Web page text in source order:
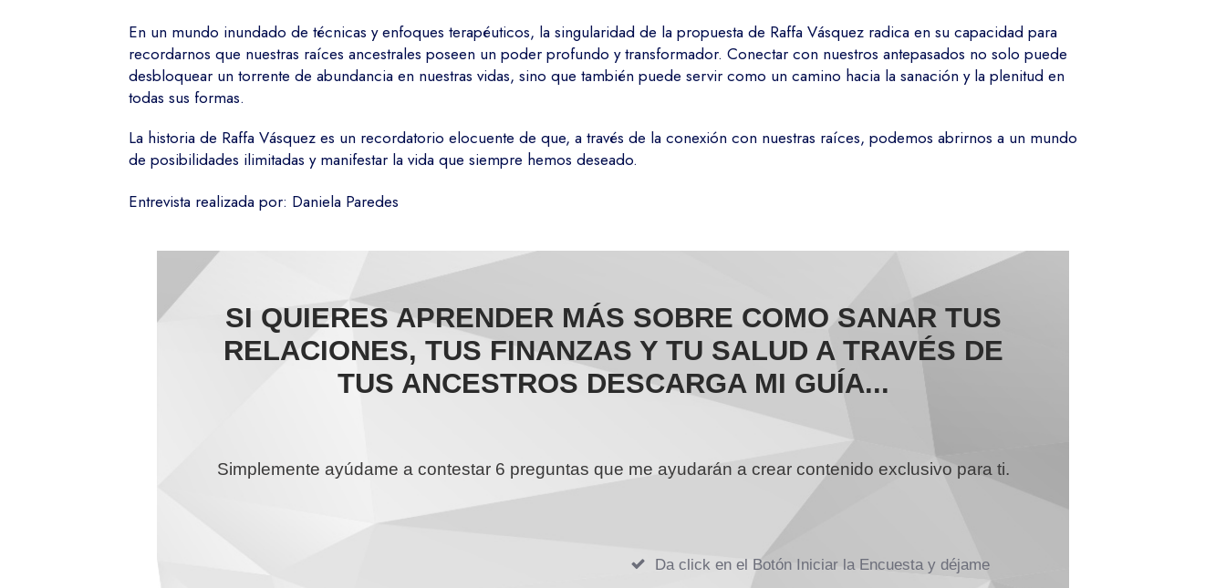
En un mundo inundado de técnicas y enfoques terapéuticos, la singularidad de la propuesta de Raffa Vásquez radica en su capacidad para
recordarnos que nuestras raíces ancestrales poseen un poder profundo y transformador. Conectar con nuestros antepasados no solo puede
desbloquear un torrente de abundancia en nuestras vidas, sino que también puede servir como un camino hacia la sanación y la plenitud en
todas sus formas.
La historia de Raffa Vásquez es un recordatorio elocuente de que, a través de la conexión con nuestras raíces, podemos abrirnos a un mundo
de posibilidades ilimitadas y manifestar la vida que siempre hemos deseado.
Entrevista realizada por: Daniela Paredes
SI QUIERES APRENDER MÁS SOBRE COMO SANAR TUS
RELACIONES, TUS FINANZAS Y TU SALUD A TRAVÉS DE
TUS ANCESTROS DESCARGA MI GUÍA...
Simplemente ayúdame a contestar 6 preguntas que me ayudarán a crear contenido exclusivo para ti.
Da click en el Botón Iniciar la Encuesta y déjame